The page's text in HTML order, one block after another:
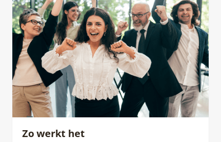
Zo werkt het